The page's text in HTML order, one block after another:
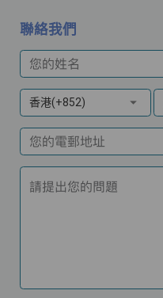
聯絡我們
您的姓名
香港(+852)
您的電郵地址
請提出您的問題